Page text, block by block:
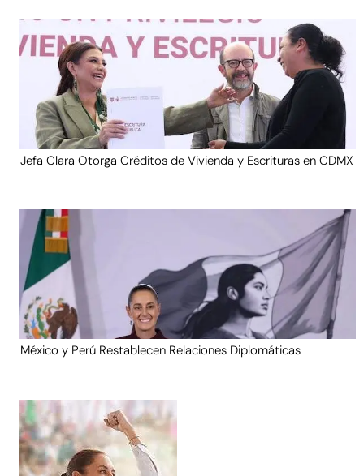
Jefa Clara Otorga Créditos de Vivienda y Escrituras en CDMX
México y Perú Restablecen Relaciones Diplomáticas